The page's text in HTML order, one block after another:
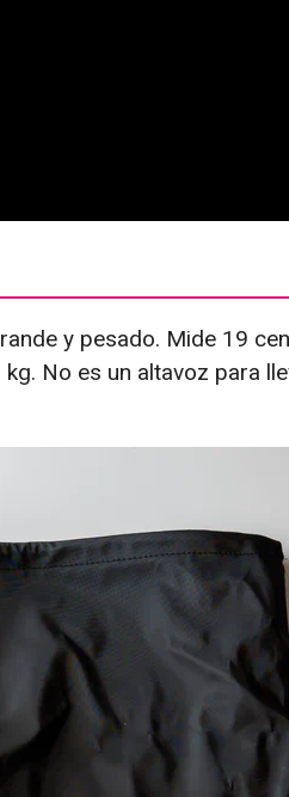
y pesado. Mide 19
No es un altavoz para